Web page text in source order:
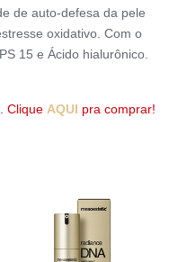
de auto-defesa da pele
oxidativo. Com o
15 e Ácido hialurônico.
Clique AQUI pra comprar!